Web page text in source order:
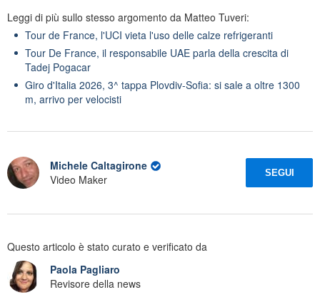
Leggi di più sullo stesso argomento da Matteo Tuveri:
Tour de France, l'UCI vieta l'uso delle calze refrigeranti
Tour De France, il responsabile UAE parla della crescita di
Tadej Pogacar
Giro d'Italia 2026, 3^ tappa Plovdiv-Sofia: si sale a oltre 1300
m, arrivo per velocisti
Michele Caltagirone
Video Maker
SEGUI
Questo articolo è stato curato e verificato da
Paola Pagliaro
Revisore della news